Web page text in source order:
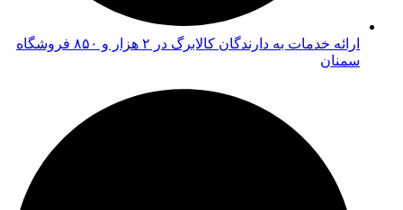
ارائه خدمات به دارندگان کالابرگ در ۲ هزار و ۸۵۰ فروشگاه
سمنان